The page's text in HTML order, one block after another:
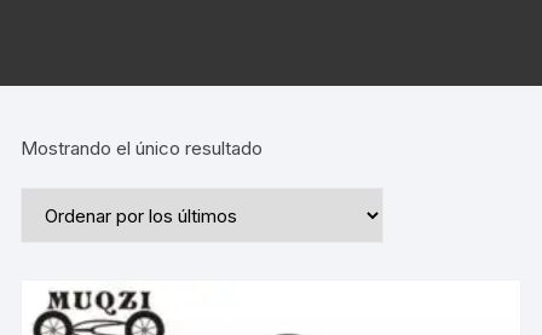
Mostrando el único resultado